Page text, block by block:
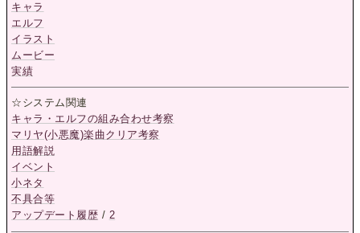
キャラ
エルフ
イラスト
ムービー
実績
☆システム関連
キャラ・エルフの組み合わせ考察
マリヤ(小悪魔)楽曲クリア考察
用語解説
イベント
小ネタ
不具合等
アップデート履歴 / 2